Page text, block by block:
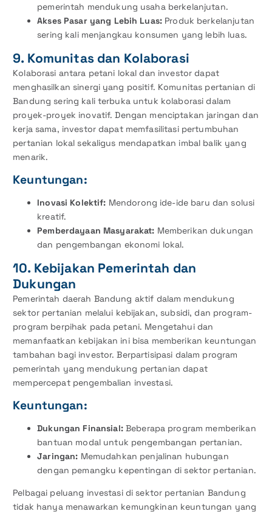
pemerintah mendukung usaha berkelanjutan.
Akses Pasar yang Lebih Luas: Produk berkelanjutan
sering kali menjangkau konsumen yang lebih luas.
9. Komunitas dan Kolaborasi
Kolaborasi antara petani lokal dan investor dapat
menghasilkan sinergi yang positif. Komunitas pertanian di
Bandung sering kali terbuka untuk kolaborasi dalam
proyek-proyek inovatif. Dengan menciptakan jaringan dan
kerja sama, investor dapat memfasilitasi pertumbuhan
pertanian lokal sekaligus mendapatkan imbal balik yang
menarik.
Keuntungan:
Inovasi Kolektif: Mendorong ide-ide baru dan solusi
kreatif.
Pemberdayaan Masyarakat: Memberikan dukungan
dan pengembangan ekonomi lokal.
10. Kebijakan Pemerintah dan
Dukungan
Pemerintah daerah Bandung aktif dalam mendukung
sektor pertanian melalui kebijakan, subsidi, dan program-
program berpihak pada petani. Mengetahui dan
memanfaatkan kebijakan ini bisa memberikan keuntungan
tambahan bagi investor. Berpartisipasi dalam program
pemerintah yang mendukung pertanian dapat
mempercepat pengembalian investasi.
Keuntungan:
Dukungan Finansial:Beberapa program memberikan
bantuan modal untuk pengembangan pertanian.
Jaringan: Memudahkan penjalinan hubungan
dengan pemangku kepentingan di sektor pertanian.
Pelbagai peluang investasi di sektor pertanian Bandung
tidak hanya menawarkan kemungkinan keuntungan yang